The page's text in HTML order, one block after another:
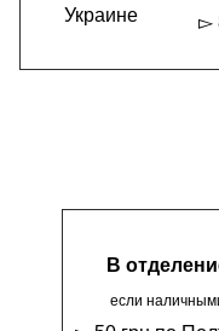
Украине
▻
В
если